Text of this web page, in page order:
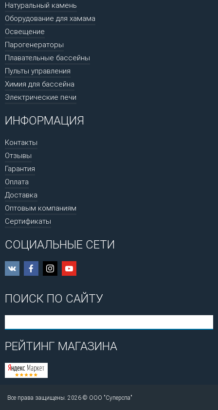
Натуральный камень
Оборудование для хамама
Освещение
Парогенераторы
Плавательные бассейны
Пульты управления
Химия для бассейна
Электрические печи
ИНФОРМАЦИЯ
Контакты
Отзывы
Гарантия
Оплата
Доставка
Оптовым компаниям
Сертификаты
СОЦИАЛЬНЫЕ СЕТИ
ПОИСК ПО САЙТУ
РЕЙТИНГ МАГАЗИНА
Все права защищены. 2026 © ООО "Суперспа"